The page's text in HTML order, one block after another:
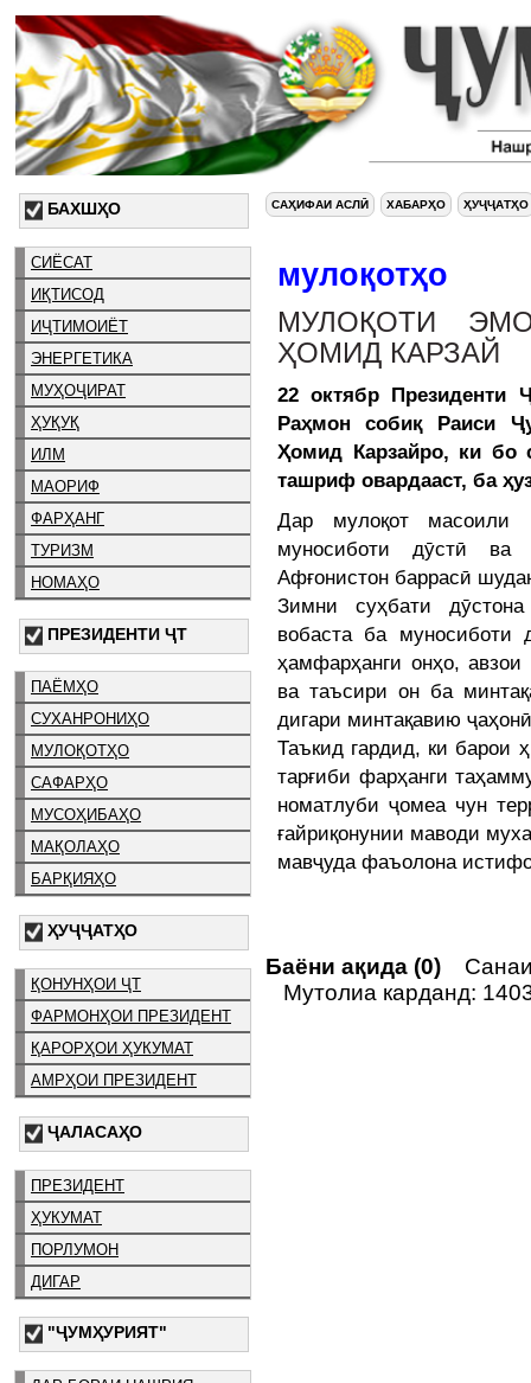
БАХШҲО
СИЁСАТ
ИҚТИСОД
ИҶТИМОИЁТ
ЭНЕРГЕТИКА
МУҲОҶИРАТ
ҲУҚУҚ
ИЛМ
МАОРИФ
ФАРҲАНГ
ТУРИЗМ
НОМАҲО
ПРЕЗИДЕНТИ ҶТ
ПАЁМҲО
СУХАНРОНИҲО
МУЛОҚОТҲО
САФАРҲО
МУСОҲИБАҲО
МАҚОЛАҲО
БАРҚИЯҲО
ҲУҶҶАТҲО
ҚОНУНҲОИ ҶТ
ФАРМОНҲОИ ПРЕЗИДЕНТ
ҚАРОРҲОИ ҲУКУМАТ
АМРҲОИ ПРЕЗИДЕНТ
ҶАЛАСАҲО
ПРЕЗИДЕНТ
ҲУКУМАТ
ПОРЛУМОН
ДИГАР
"ҶУМҲУРИЯТ"
САҲИФАИ АСЛӢ ХАБАРҲО ҲУҶҶАТҲО
мулоқотҳо
МУЛОҚОТИ
ҲОМИД КАРЗАЙ
22 октябр Президенти
Раҳмон собиқ Раиси
Ҳомид Карзайро, ки бо
ташриф овардааст, ба
Дар мулоқот масоили
муносиботи дӯстӣ ва
Афғонистон баррасӣ
Зимни суҳбати
вобаста ба
ҳамфарҳанги онҳо,
ва таъсири он ба
дигари минтақавию
Таъкид гардид, ки барои
тарғиби фарҳанги
номатлуби ҷомеа чун
ғайриқонунии маводи
мавҷуда фаъолона
Баёни ақида (0)
Мутолиа карданд: